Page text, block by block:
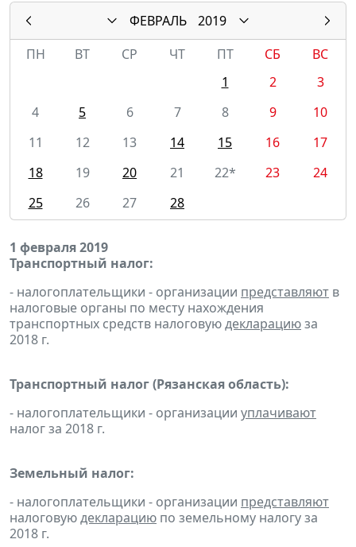
ФЕВРАЛЬ
2019
ПН
ВТ СР ЧТ ПТ СБ
ВС
1
2
3
4
5 6 7 8 9
10
11
12 13 14 15 16
17
18
19 20 21 22* 23
24
25
26 27 28
1 февраля 2019
Транспортный налог:
- налогоплательщики - организации представляют в
налоговые органы по месту нахождения
транспортных средств налоговуюдекларациюза
2018 г.
Транспортный налог (Рязанская область):
- налогоплательщики - организации уплачивают
налог за 2018 г.
Земельный налог:
- налогоплательщики - организации представляют
налоговуюдекларацию по земельному налогу за
2018 г.